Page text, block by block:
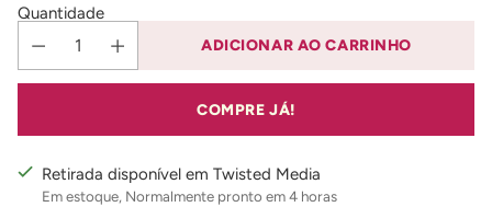
Quantidade
ADICIONAR AO CARRINHO
COMPRE JÁ!
Retirada disponível em Twisted Media
Em estoque, Normalmente pronto em 4 horas